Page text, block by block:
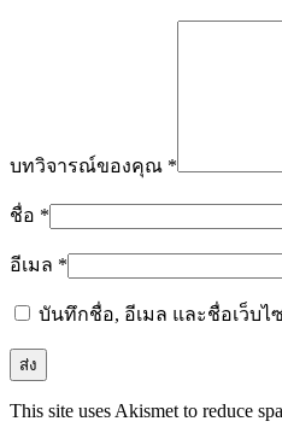
บทวิจารณ์ของคุณ *
ชื่อ *
อีเมล *
บันทึกชื่อ, อีเมล และชื่อเว็บไ
This site uses Akismet to reduce